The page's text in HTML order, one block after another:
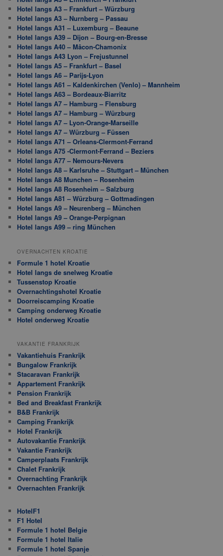
Hotel langs A3 – Frankfurt – Würzburg
Hotel langs A3 – Nurnberg – Passau
Hotel langs A31 – Luxemburg – Beaune
Hotel langs A39 – Dijon – Bourg-en-Bresse
Hotel langs A40 – Mâcon-Chamonix
Hotel langs A43 Lyon – Frejustunnel
Hotel langs A5 – Frankfurt – Basel
Hotel langs A6 – Parijs-Lyon
Hotel langs A61 – Kaldenkirchen (Venlo) – Mannheim
Hotel langs A63 – Bordeaux-Biarritz
Hotel langs A7 – Hamburg – Flensburg
Hotel langs A7 – Hamburg – Würzburg
Hotel langs A7 – Lyon-Orange-Marseille
Hotel langs A7 – Würzburg – Füssen
Hotel langs A71 – Orleans-Clermont-Ferrand
Hotel langs A75 -Clermont-Ferrand – Beziers
Hotel langs A77 – Nemours-Nevers
Hotel langs A8 – Karlsruhe – Stuttgart – München
Hotel langs A8 Munchen – Rosenheim
Hotel langs A8 Rosenheim – Salzburg
Hotel langs A81 – Würzburg – Gottmadingen
Hotel langs A9 – Neurenberg – München
Hotel langs A9 – Orange-Perpignan
Hotel langs A99 – ring München
OVERNACHTEN KROATIE
Formule 1 hotel Kroatie
Hotel langs de snelweg Kroatie
Tussenstop Kroatie
Overnachtingshotel Kroatie
Doorreiscamping Kroatie
Camping onderweg Kroatie
Hotel onderweg Kroatie
VAKANTIE FRANKRIJK
Vakantiehuis Frankrijk
Bungalow Frankrijk
Stacaravan Frankrijk
Appartement Frankrijk
Pension Frankrijk
Bed and Breakfast Frankrijk
B&B Frankrijk
Camping Frankrijk
Hotel Frankrijk
Autovakantie Frankrijk
Vakantie Frankrijk
Camperplaats Frankrijk
Chalet Frankrijk
Overnachting Frankrijk
Overnachten Frankrijk
HotelF1
F1 Hotel
Formule 1 hotel Belgie
Formule 1 hotel Italie
Formule 1 hotel Spanje